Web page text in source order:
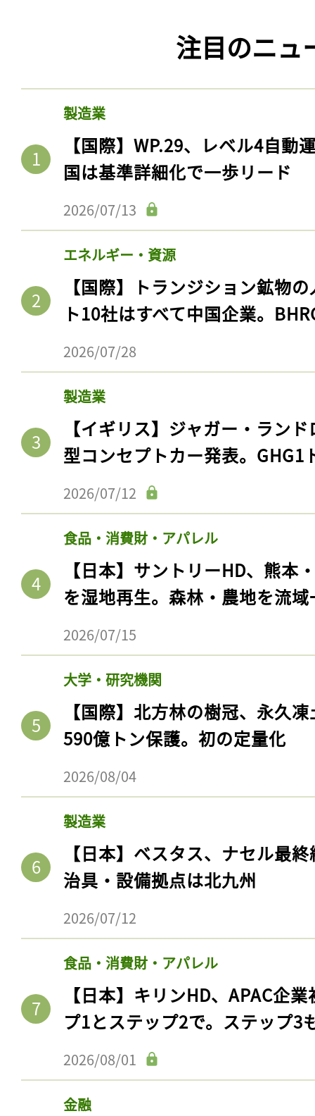
注目のニュ
製造業
【国際】WP.29、レベル4自動
国は基準詳細化で一歩リード
2026/07/13
エネルギー・資源
【国際】トランジション鉱物
ト10社はすべて中国企業。
2026/07/28
製造業
【イギリス】ジャガー・ラン
型コンセプトカー発表。GHG1
2026/07/12
食品・消費財・アパレル
【日本】サントリーHD、熊本
を湿地再生。森林・農地を流
2026/07/15
大学・研究機関
【国際】北方林の樹冠、永久
590億トン保護。初の定量化
2026/08/04
製造業
【日本】ベスタス、ナセル最
治具・設備拠点は北九州
2026/07/12
食品・消費財・アパレル
【日本】キリンHD、APAC企
プ1とステップ2で。ステップ3
2026/08/01
金融
記事をお気に入りに
ログインが必
ログイン